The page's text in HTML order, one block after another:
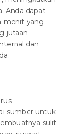
Anda dapat
menit yang
jutaan
dan
sumber untuk
sulit